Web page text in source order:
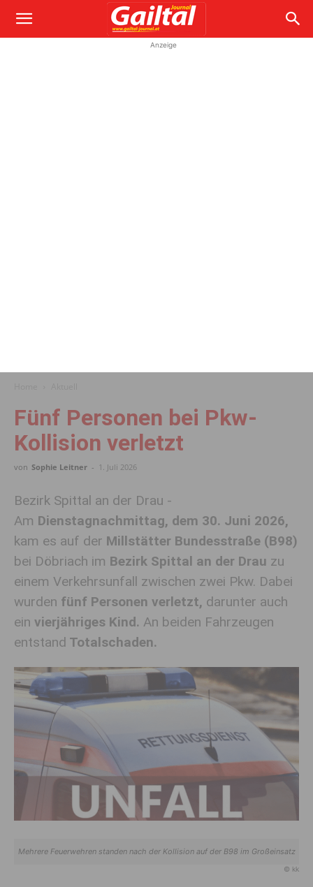
Anzeige
Fünf Personen bei Pkw-
Kollision verletzt
von Sophie Leitner - 1. Juli 2026
Bezirk Spittal an der Drau -
Am Dienstagnachmittag, dem 30. Juni 2026,
kam es auf der Millstätter Bundesstraße (B98)
bei Döbriach im Bezirk Spittal an der Drau zu
einem Verkehrsunfall zwischen zwei Pkw. Dabei
wurden fünf Personen verletzt, darunter auch
ein vierjähriges Kind. An beiden Fahrzeugen
entstand Totalschaden.
Mehrere Feuerwehren standen nach der Kollision auf der B98 im Großeinsatz
© kk